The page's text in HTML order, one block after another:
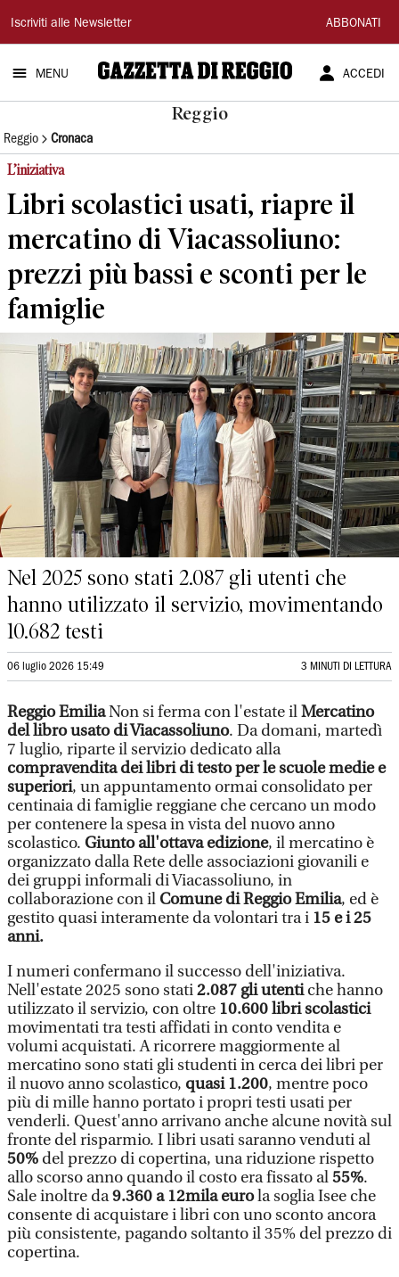
Gazzetta
di
Reggio
Iscriviti alle Newsletter ABBONATI
MENU ACCEDI
Reggio
Reggio Cronaca
L’iniziativa
Libri scolastici usati, riapre il
mercatino di Viacassoliuno:
prezzi più bassi e sconti per le
famiglie
Nel 2025 sono stati 2.087 gli utenti che
hanno utilizzato il servizio, movimentando
10.682 testi
06 luglio 2026 15:49 3 MINUTI DI LETTURA
Reggio EmiliaNon si ferma con l'estate ilMercatino
del libro usato di Viacassoliuno. Da domani, martedì
7 luglio, riparte il servizio dedicato alla
compravendita dei libri di testo per le scuole medie e
superiori, un appuntamento ormai consolidato per
centinaia di famiglie reggiane che cercano un modo
per contenere la spesa in vista del nuovo anno
scolastico. Giunto all'ottava edizione, il mercatino è
organizzato dalla Rete delle associazioni giovanili e
dei gruppi informali di Viacassoliuno, in
collaborazione con il Comune di Reggio Emilia, ed è
gestito quasi interamente da volontari tra i 15 e i 25
anni.
I numeri confermano il successo dell'iniziativa.
Nell'estate 2025 sono stati2.087 gli utentiche hanno
utilizzato il servizio, con oltre 10.600 libriscolastici
movimentati tra testi affidati in conto vendita e
volumi acquistati. A ricorrere maggiormente al
mercatino sono stati gli studenti in cerca dei libri per
il nuovo anno scolastico, quasi 1.200, mentre poco
più di mille hanno portato i propri testi usati per
venderli. Quest'anno arrivano anche alcune novità sul
fronte del risparmio. I libri usati saranno venduti al
50% del prezzo di copertina, una riduzione rispetto
allo scorso anno quando il costo era fissato al55%.
Sale inoltre da9.360 a 12mila eurola soglia Isee che
consente di acquistare i libri con uno sconto ancora
più consistente, pagando soltanto il 35% del prezzo di
copertina.